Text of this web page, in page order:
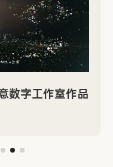
数字工作室作品